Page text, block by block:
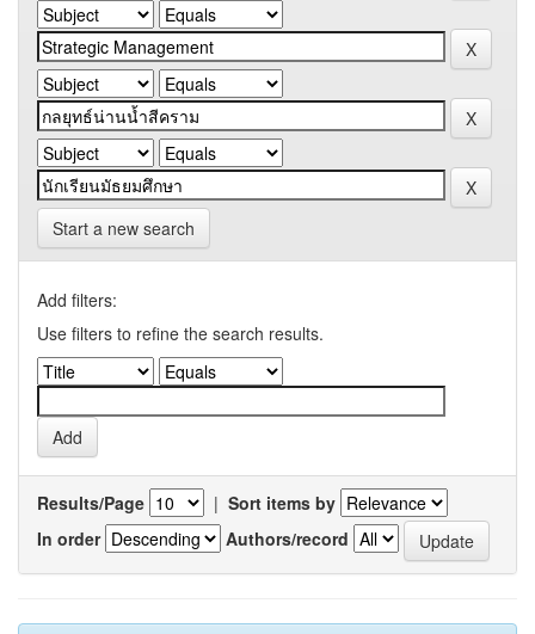
Start a new search
Add filters:
Use filters to refine the search results.
Results/Page | Sort items by
In order
Authors/record